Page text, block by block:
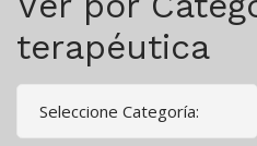
terapéutica